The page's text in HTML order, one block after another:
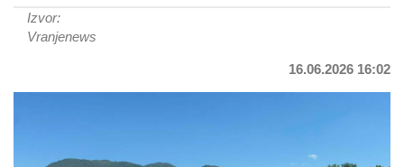
Izvor:
Vranjenews
16.06.2026 16:02